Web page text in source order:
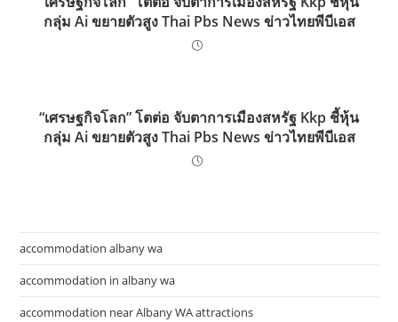
กลุ่ม Ai ขยายตัวสูง Thai Pbs News ข่าวไทยพีบีเอส
“เศรษฐกิจโลก” โตต่อ จับตาการเมืองสหรัฐ Kkp ชี้หุ้น
กลุ่ม Ai ขยายตัวสูง Thai Pbs News ข่าวไทยพีบีเอส
accommodation albany wa
accommodation in albany wa
accommodation near Albany WA attractions